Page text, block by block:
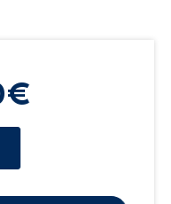
par des
de l’habitude et
€